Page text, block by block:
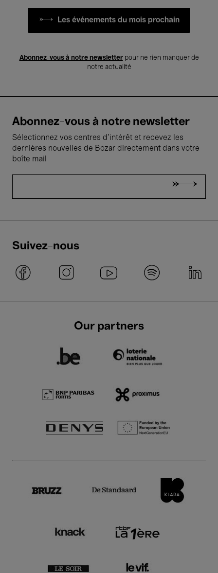
Les événements du mois prochain
Abonnez-vous à notre newsletterpour ne rien manquer de
notre actualité
Abonnez-vous à notre newsletter
Sélectionnez vos centres d'intérêt et recevez les
dernières nouvelles de Bozar directement dans votre
boîte mail
Suivez-nous
Our partners